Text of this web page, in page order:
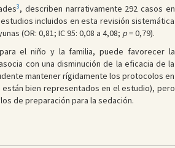
3, describen narrativamente 292 casos en
incluidos en esta revisión sistemática
(OR: 0,81; IC 95: 0,08 a 4,08; p= 0,79).
el niño y la familia, puede favorecer la
con una disminución de la eficacia de la
mantener rígidamente los protocolos en
bien representados en el estudio), pero
de preparación para la sedación.